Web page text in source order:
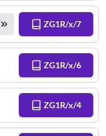
ZG1R/x/7
ZG1R/x/6
ZG1R/x/4